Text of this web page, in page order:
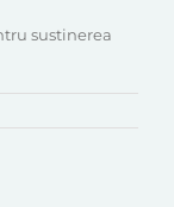
sustinerea